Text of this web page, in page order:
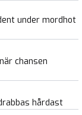
under mordhot
chansen
hårdast